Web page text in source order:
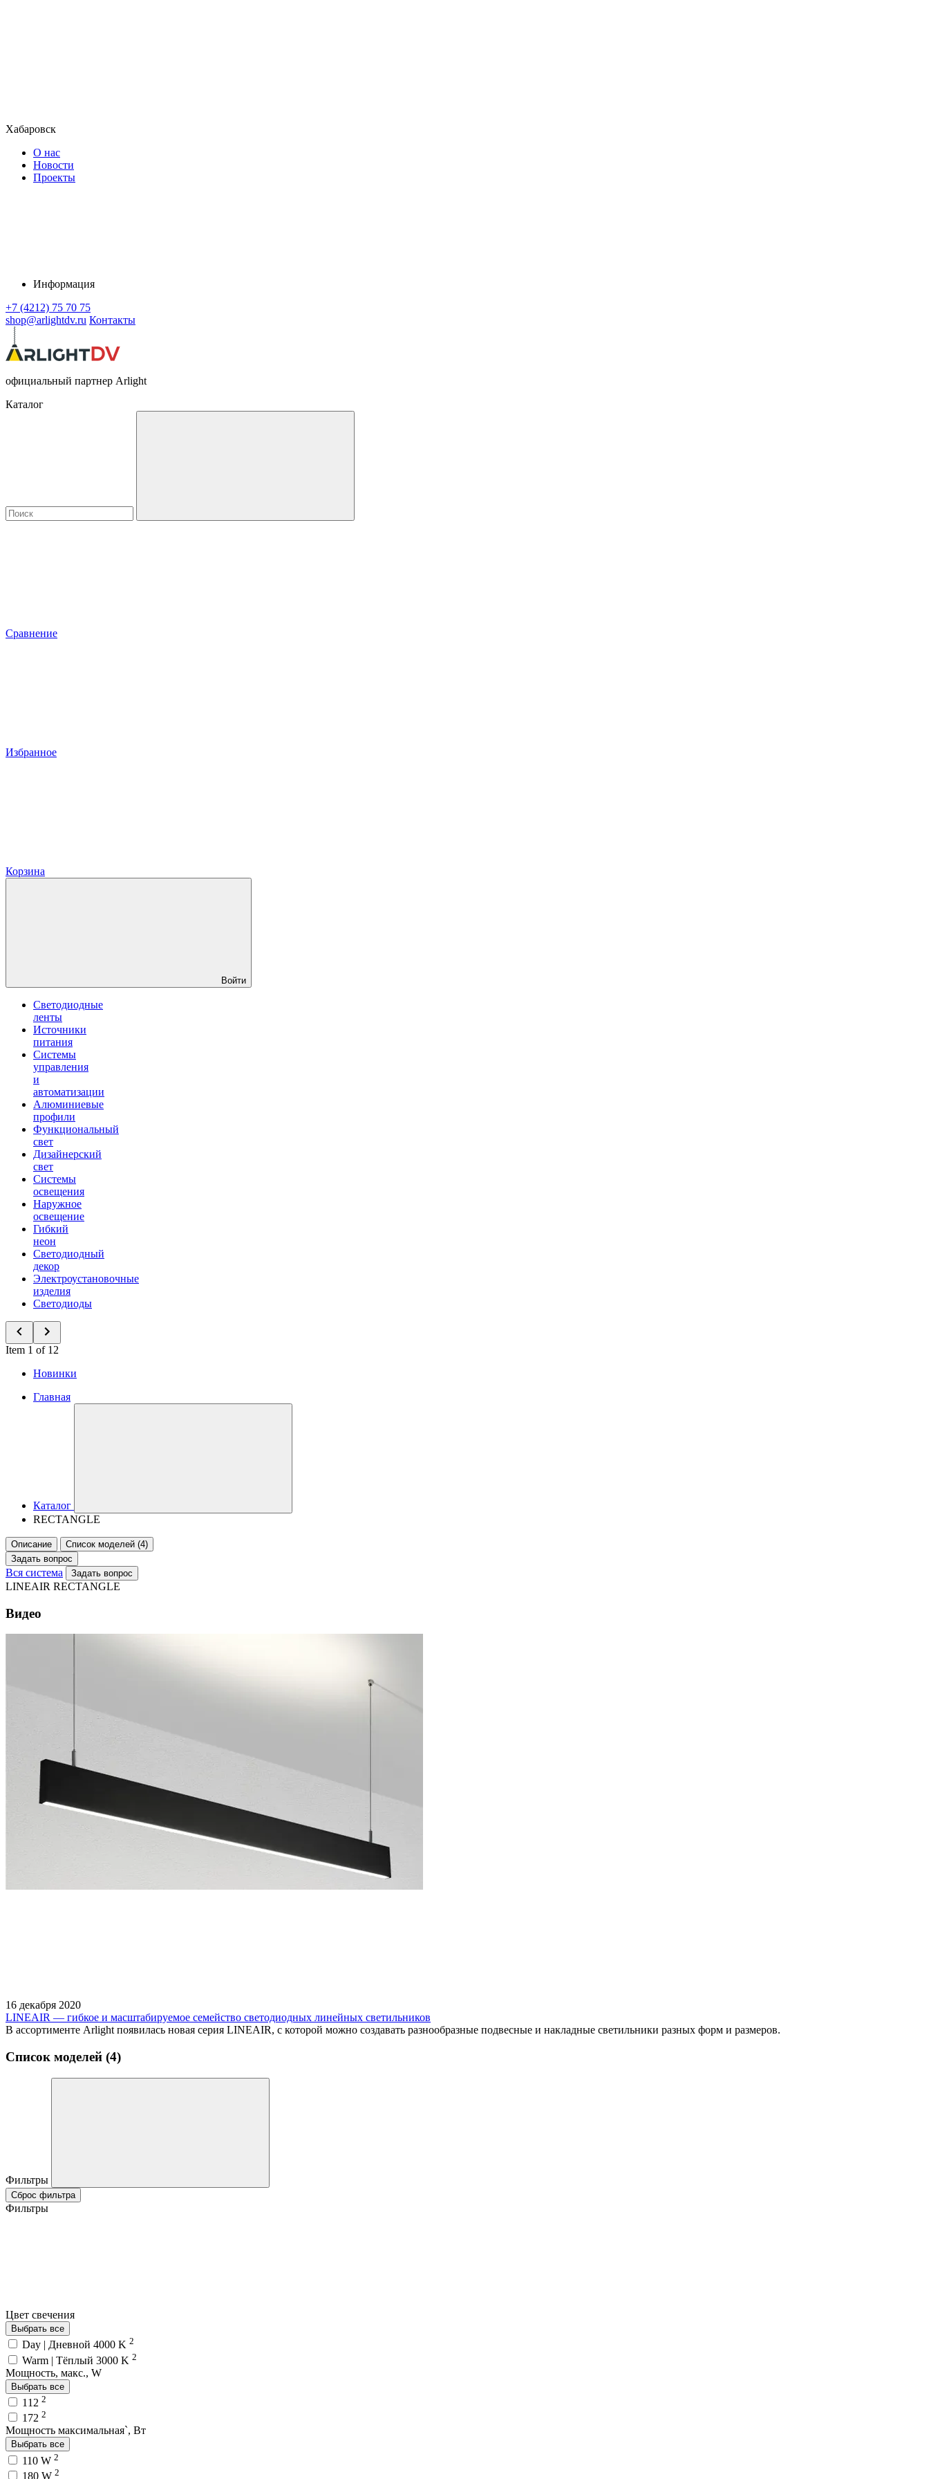
Хабаровск
О нас
Новости
Проекты
Информация
+7 (4212) 75 70 75
shop@arlightdv.ru Контакты
официальный партнер Arlight
Каталог
Сравнение
Избранное
Корзина
Войти
Светодиодные
ленты
Источники
питания
Системы
управления
и
автоматизации
Алюминиевые
профили
Функциональный
свет
Дизайнерский
свет
Системы
освещения
Наружное
освещение
Гибкий
неон
Светодиодный
декор
Электроустановочные
изделия
Светодиоды
Item 1 of 12
Новинки
Главная
Каталог
RECTANGLE
Описание
Список моделей (4)
Задать вопрос
Вся система Задать вопрос
LINEAIR RECTANGLE
Видео
16 декабря 2020
LINEAIR — гибкое и масштабируемое семейство светодиодных линейных светильников
В ассортименте Arlight появилась новая серия LINEAIR, с которой можно создавать разнообразные подвесные и накладные светильники разных форм и размеров.
Список моделей (4)
Фильтры
Сброс фильтра
Фильтры
Цвет свечения
Выбрать все
Day | Дневной 4000 K 2
Warm | Тёплый 3000 K 2
Мощность, макс., W
Выбрать все
112 2
172 2
Мощность максимальная`, Вт
Выбрать все
110 W 2
180 W 2